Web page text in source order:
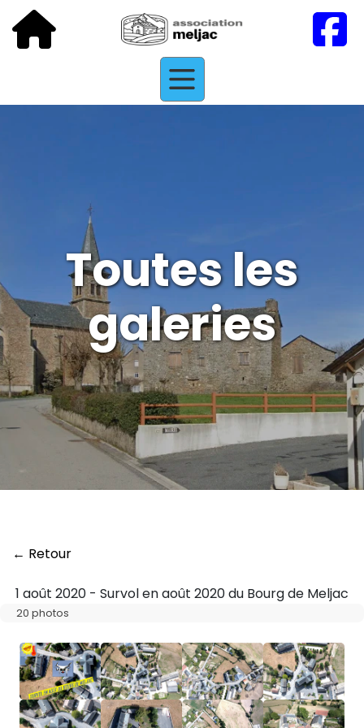
Toutes les
galeries
← Retour
1 août 2020 - Survol en août 2020 du Bourg de Meljac
20 photos